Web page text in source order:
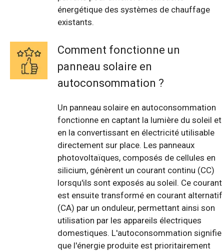
énergétique des systèmes de chauffage
existants.
Comment fonctionne un
panneau solaire en
autoconsommation ?
Un panneau solaire en autoconsommation
fonctionne en captant la lumière du soleil et
en la convertissant en électricité utilisable
directement sur place. Les panneaux
photovoltaïques, composés de cellules en
silicium, génèrent un courant continu (CC)
lorsqu'ils sont exposés au soleil. Ce courant
est ensuite transformé en courant alternatif
(CA) par un onduleur, permettant ainsi son
utilisation par les appareils électriques
domestiques. L'autoconsommation signifie
que l'énergie produite est prioritairement